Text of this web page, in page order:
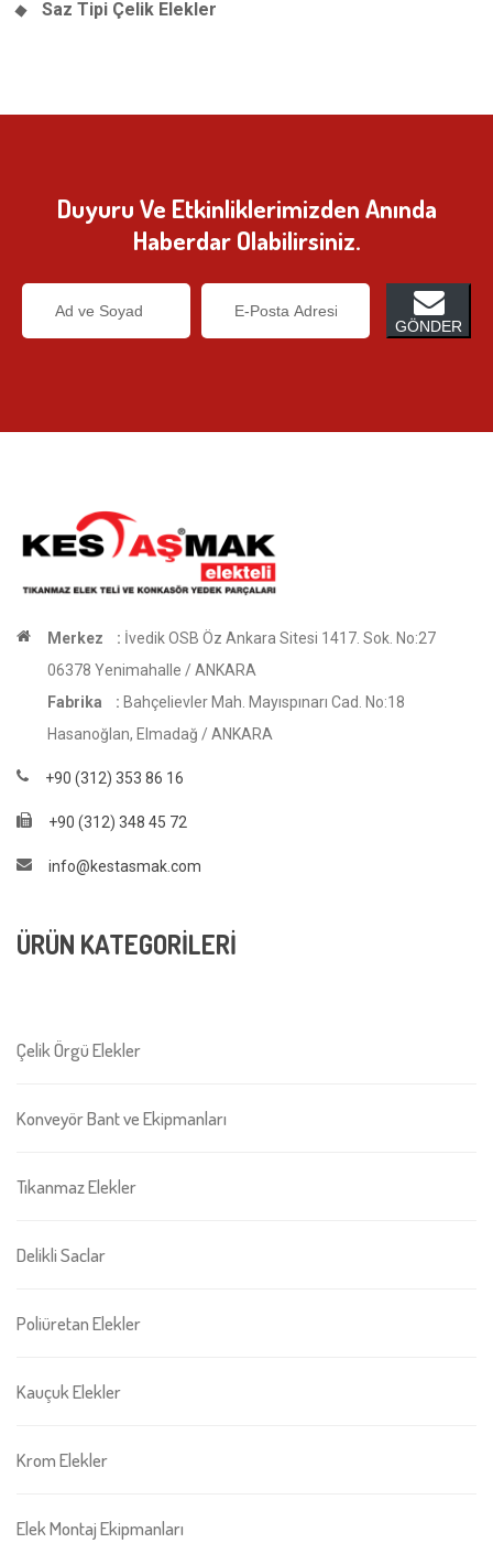
Saz Tipi Çelik Elekler
Duyuru Ve Etkinliklerimizden Anında
Haberdar Olabilirsiniz.
GÖNDER
Merkez : İvedik OSB Öz Ankara Sitesi 1417. Sok. No:27
06378 Yenimahalle / ANKARA
Fabrika : Bahçelievler Mah. Mayıspınarı Cad. No:18
Hasanoğlan, Elmadağ / ANKARA
+90 (312) 353 86 16
+90 (312) 348 45 72
info@kestasmak.com
ÜRÜN KATEGORİLERİ
Çelik Örgü Elekler
Konveyör Bant ve Ekipmanları
Tıkanmaz Elekler
Delikli Saclar
Poliüretan Elekler
Kauçuk Elekler
Krom Elekler
Elek Montaj Ekipmanları